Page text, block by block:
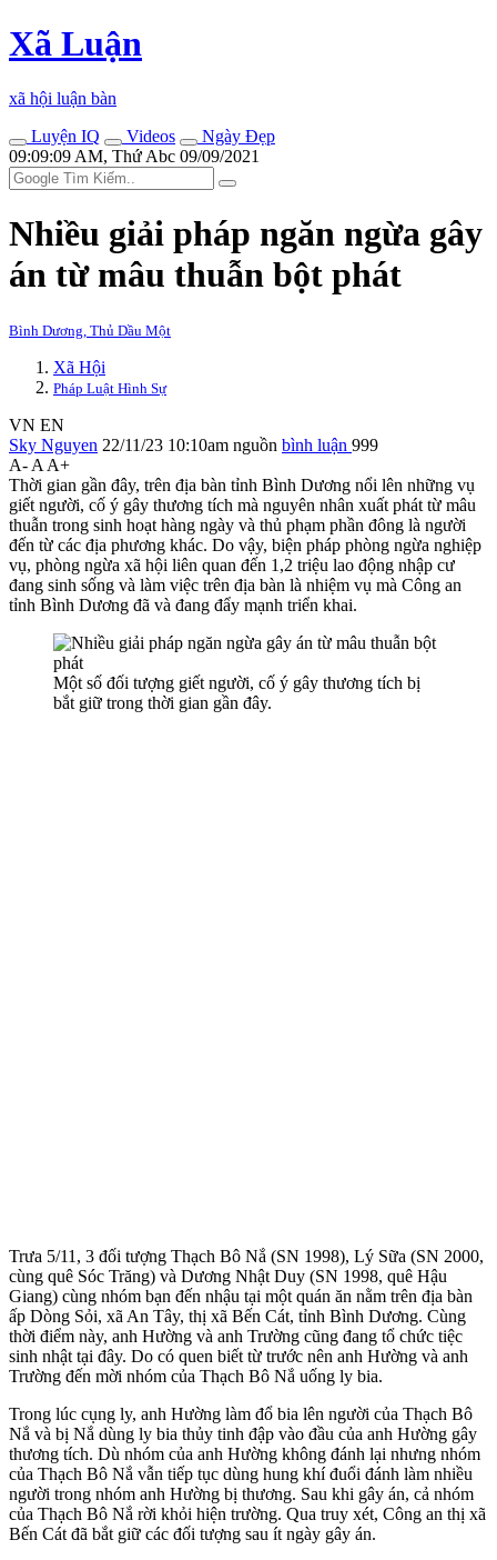
Xã Luận
xã hội luận bàn
Luyện IQ
Videos
Ngày Đẹp
09:09:09 AM, Thứ Abc 09/09/2021
Nhiều giải pháp ngăn ngừa gây
án từ mâu thuẫn bột phát
Bình Dương, Thủ Dầu Một
Xã Hội
Pháp Luật Hình Sự
VN EN
Sky Nguyen 22/11/23 10:10am nguồn bình luận 999
A- A A+
Thời gian gần đây, trên địa bàn tỉnh Bình Dương nổi lên những vụ
giết người, cố ý gây thương tích mà nguyên nhân xuất phát từ mâu
thuẫn trong sinh hoạt hàng ngày và thủ phạm phần đông là người
đến từ các địa phương khác. Do vậy, biện pháp phòng ngừa nghiệp
vụ, phòng ngừa xã hội liên quan đến 1,2 triệu lao động nhập cư
đang sinh sống và làm việc trên địa bàn là nhiệm vụ mà Công an
tỉnh Bình Dương đã và đang đẩy mạnh triển khai.
Một số đối tượng giết người, cố ý gây thương tích bị
bắt giữ trong thời gian gần đây.
Trưa 5/11, 3 đối tượng Thạch Bô Nắ (SN 1998), Lý Sữa (SN 2000,
cùng quê Sóc Trăng) và Dương Nhật Duy (SN 1998, quê Hậu
Giang) cùng nhóm bạn đến nhậu tại một quán ăn nằm trên địa bàn
ấp Dòng Sỏi, xã An Tây, thị xã Bến Cát, tỉnh Bình Dương. Cùng
thời điểm này, anh Hường và anh Trường cũng đang tổ chức tiệc
sinh nhật tại đây. Do có quen biết từ trước nên anh Hường và anh
Trường đến mời nhóm của Thạch Bô Nắ uống ly bia.
Trong lúc cụng ly, anh Hường làm đổ bia lên người của Thạch Bô
Nắ và bị Nắ dùng ly bia thủy tinh đập vào đầu của anh Hường gây
thương tích. Dù nhóm của anh Hường không đánh lại nhưng nhóm
của Thạch Bô Nắ vẫn tiếp tục dùng hung khí đuổi đánh làm nhiều
người trong nhóm anh Hường bị thương. Sau khi gây án, cả nhóm
của Thạch Bô Nắ rời khỏi hiện trường. Qua truy xét, Công an thị xã
Bến Cát đã bắt giữ các đối tượng sau ít ngày gây án.